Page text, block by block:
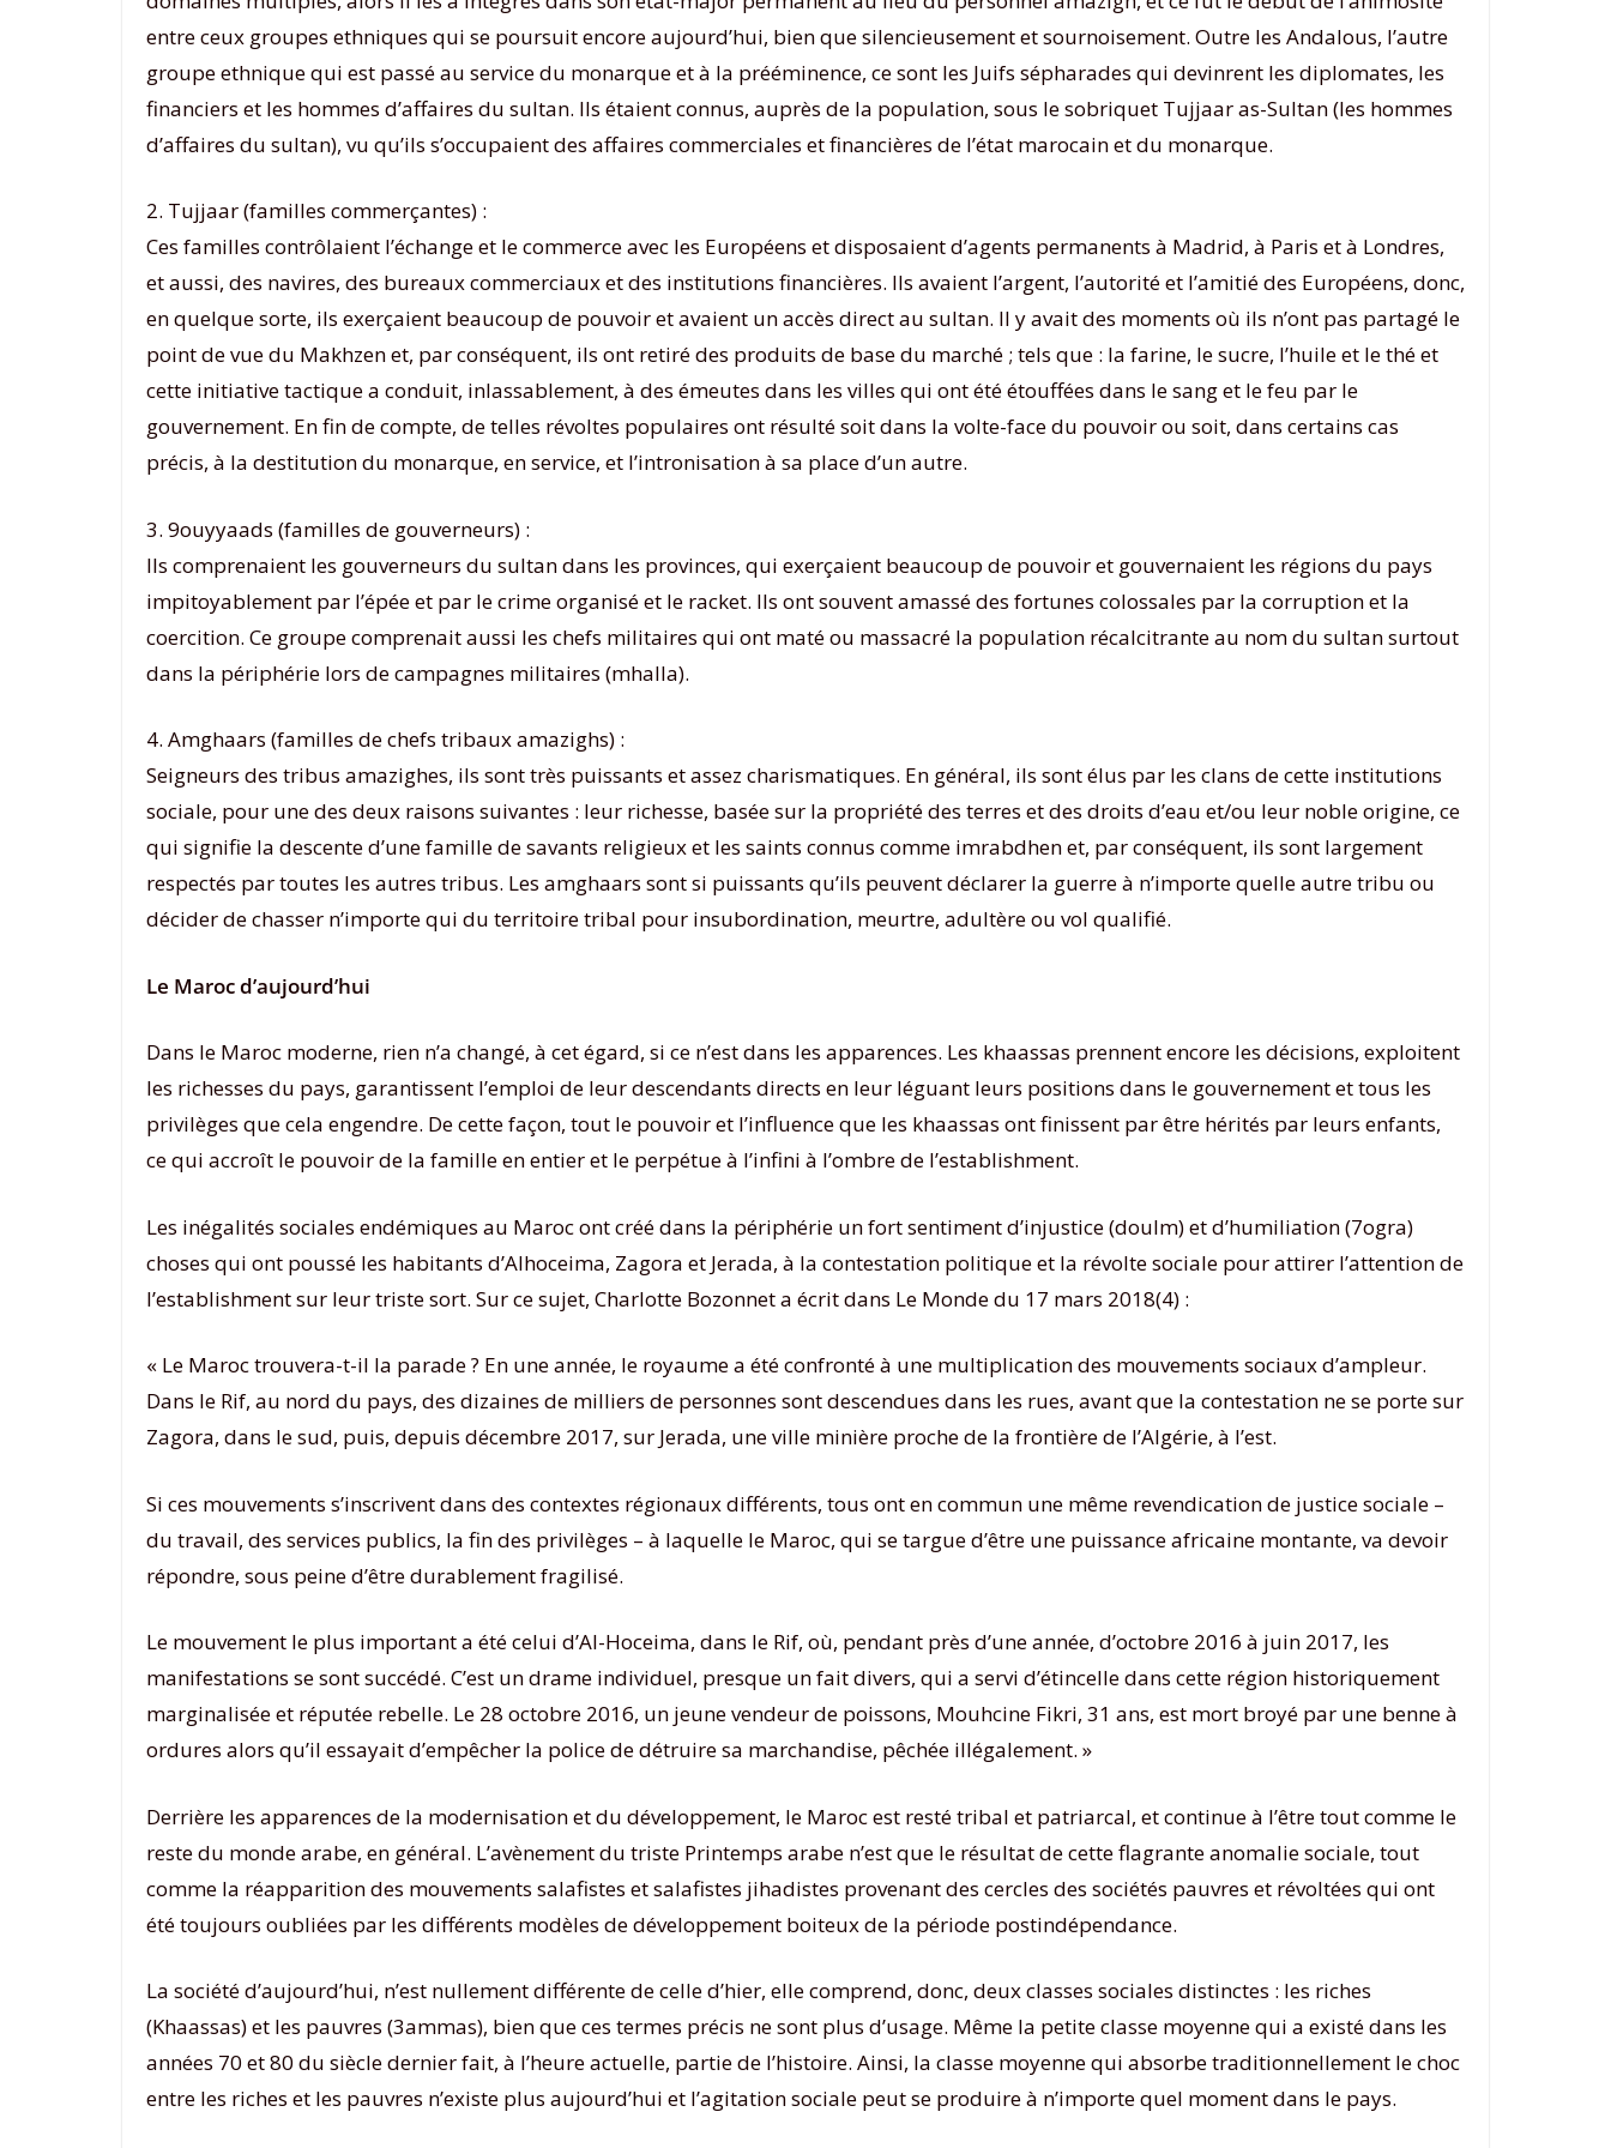
entre ceux groupes ethniques qui se poursuit encore aujourd’hui, bien que silencieusement et sournoisement. Outre les Andalous, l’autre
groupe ethnique qui est passé au service du monarque et à la prééminence, ce sont les Juifs sépharades qui devinrent les diplomates, les
financiers et les hommes d’affaires du sultan. Ils étaient connus, auprès de la population, sous le sobriquet Tujjaar as-Sultan (les hommes
d’affaires du sultan), vu qu’ils s’occupaient des affaires commerciales et financières de l’état marocain et du monarque.
2. Tujjaar (familles commerçantes) :
Ces familles contrôlaient l’échange et le commerce avec les Européens et disposaient d’agents permanents à Madrid, à Paris et à Londres,
et aussi, des navires, des bureaux commerciaux et des institutions financières. Ils avaient l’argent, l’autorité et l’amitié des Européens, donc,
en quelque sorte, ils exerçaient beaucoup de pouvoir et avaient un accès direct au sultan. Il y avait des moments où ils n’ont pas partagé le
point de vue du Makhzen et, par conséquent, ils ont retiré des produits de base du marché ; tels que : la farine, le sucre, l’huile et le thé et
cette initiative tactique a conduit, inlassablement, à des émeutes dans les villes qui ont été étouffées dans le sang et le feu par le
gouvernement. En fin de compte, de telles révoltes populaires ont résulté soit dans la volte-face du pouvoir ou soit, dans certains cas
précis, à la destitution du monarque, en service, et l’intronisation à sa place d’un autre.
3. 9ouyyaads (familles de gouverneurs) :
Ils comprenaient les gouverneurs du sultan dans les provinces, qui exerçaient beaucoup de pouvoir et gouvernaient les régions du pays
impitoyablement par l’épée et par le crime organisé et le racket. Ils ont souvent amassé des fortunes colossales par la corruption et la
coercition. Ce groupe comprenait aussi les chefs militaires qui ont maté ou massacré la population récalcitrante au nom du sultan surtout
dans la périphérie lors de campagnes militaires (mhalla).
4. Amghaars (familles de chefs tribaux amazighs) :
Seigneurs des tribus amazighes, ils sont très puissants et assez charismatiques. En général, ils sont élus par les clans de cette institutions
sociale, pour une des deux raisons suivantes : leur richesse, basée sur la propriété des terres et des droits d’eau et/ou leur noble origine, ce
qui signifie la descente d’une famille de savants religieux et les saints connus comme imrabdhen et, par conséquent, ils sont largement
respectés par toutes les autres tribus. Les amghaars sont si puissants qu’ils peuvent déclarer la guerre à n’importe quelle autre tribu ou
décider de chasser n’importe qui du territoire tribal pour insubordination, meurtre, adultère ou vol qualifié.
Le Maroc d’aujourd’hui
Dans le Maroc moderne, rien n’a changé, à cet égard, si ce n’est dans les apparences. Les khaassas prennent encore les décisions, exploitent
les richesses du pays, garantissent l’emploi de leur descendants directs en leur léguant leurs positions dans le gouvernement et tous les
privilèges que cela engendre. De cette façon, tout le pouvoir et l’influence que les khaassas ont finissent par être hérités par leurs enfants,
ce qui accroît le pouvoir de la famille en entier et le perpétue à l’infini à l’ombre de l’establishment.
Les inégalités sociales endémiques au Maroc ont créé dans la périphérie un fort sentiment d’injustice (doulm) et d’humiliation (7ogra)
choses qui ont poussé les habitants d’Alhoceima, Zagora et Jerada, à la contestation politique et la révolte sociale pour attirer l’attention de
l’establishment sur leur triste sort. Sur ce sujet, Charlotte Bozonnet a écrit dans Le Monde du 17 mars 2018(4) :
« Le Maroc trouvera-t-il la parade ? En une année, le royaume a été confronté à une multiplication des mouvements sociaux d’ampleur.
Dans le Rif, au nord du pays, des dizaines de milliers de personnes sont descendues dans les rues, avant que la contestation ne se porte sur
Zagora, dans le sud, puis, depuis décembre 2017, sur Jerada, une ville minière proche de la frontière de l’Algérie, à l’est.
Si ces mouvements s’inscrivent dans des contextes régionaux différents, tous ont en commun une même revendication de justice sociale –
du travail, des services publics, la fin des privilèges – à laquelle le Maroc, qui se targue d’être une puissance africaine montante, va devoir
répondre, sous peine d’être durablement fragilisé.
Le mouvement le plus important a été celui d’Al-Hoceima, dans le Rif, où, pendant près d’une année, d’octobre 2016 à juin 2017, les
manifestations se sont succédé. C’est un drame individuel, presque un fait divers, qui a servi d’étincelle dans cette région historiquement
marginalisée et réputée rebelle. Le 28 octobre 2016, un jeune vendeur de poissons, Mouhcine Fikri, 31 ans, est mort broyé par une benne à
ordures alors qu’il essayait d’empêcher la police de détruire sa marchandise, pêchée illégalement. »
Derrière les apparences de la modernisation et du développement, le Maroc est resté tribal et patriarcal, et continue à l’être tout comme le
reste du monde arabe, en général. L’avènement du triste Printemps arabe n’est que le résultat de cette flagrante anomalie sociale, tout
comme la réapparition des mouvements salafistes et salafistes jihadistes provenant des cercles des sociétés pauvres et révoltées qui ont
été toujours oubliées par les différents modèles de développement boiteux de la période postindépendance.
La société d’aujourd’hui, n’est nullement différente de celle d’hier, elle comprend, donc, deux classes sociales distinctes : les riches
(Khaassas) et les pauvres (3ammas), bien que ces termes précis ne sont plus d’usage. Même la petite classe moyenne qui a existé dans les
années 70 et 80 du siècle dernier fait, à l’heure actuelle, partie de l’histoire. Ainsi, la classe moyenne qui absorbe traditionnellement le choc
entre les riches et les pauvres n’existe plus aujourd’hui et l’agitation sociale peut se produire à n’importe quel moment dans le pays.